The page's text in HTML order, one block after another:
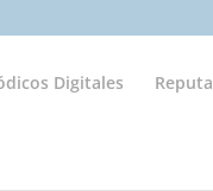
Digitales